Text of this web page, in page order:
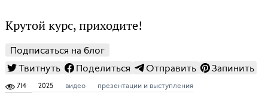
Крутой курс, приходите!
Подписаться на блог
Твитнуть
Поделиться Отправить Запинить
714 2025 видео презентации и выступления